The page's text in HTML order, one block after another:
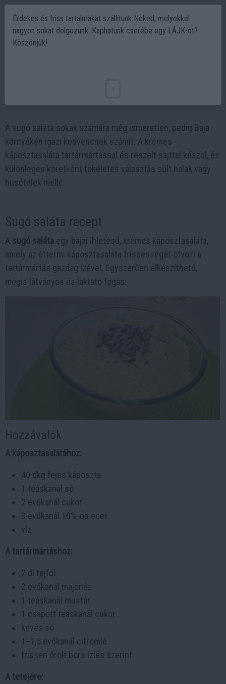
A sugó saláta sokak számára még ismeretlen, pedig Baja
környékén igazi kedvencnek számít. A krémes
káposztasaláta tartármártással és reszelt sajttal készül, és
különleges köretként tökéletes választás sült halak vagy
húsételek mellé.
Sugó saláta recept
A sugó saláta egy bajai ihletésű, krémes káposztasaláta,
amely az éttermi káposztasaláta frissességét ötvözi a
tartármártás gazdag ízével. Egyszerűen elkészíthető,
mégis látványos és laktató fogás.
Hozzávalók
A káposztasalátához:
40 dkg fejes káposzta
1 teáskanál só
2 evőkanál cukor
3 evőkanál 10%-os ecet
víz
A tartármártáshoz:
2 dl tejföl
2 evőkanál majonéz
1 teáskanál mustár
1 csapott teáskanál cukor
kevés só
1–1,5 evőkanál citromlé
frissen őrölt bors ízlés szerint
A tetejére:
Érdekes és friss tartalmakat szállítunk Neked, melyekkel
nagyon sokat dolgozunk. Kaphatunk cserébe egy LÁJK-ot?
Köszönjük!